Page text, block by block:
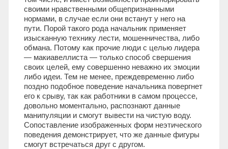
своими нравственными общепризнанными
нормами, в случае если они встанут у него на
пути. Порой такого рода начальник применяет
изысканную технику лести, мошенничества, либо
обмана. Потому как прочие люди с целью лидера
— макиавеллиста — только способ свершения
своих целей, ему совершенно неважно их эмоции
либо идеи. Тем не менее, преждевременно либо
поздно подобное поведение начальника повергнет
его к срыву, так как работники в самом процессе,
довольно моментально, распознают данные
манипуляции и смогут вывести на чистую воду.
Сопоставление изображенных форм неэтического
поведения демонстрирует, что же данные фигуры
смогут встречаться друг с другом.